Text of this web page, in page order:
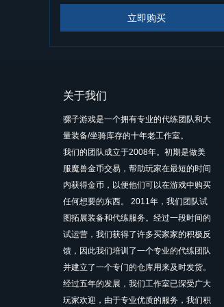
立即购买
关于我们
骡子游戏是一个拥有专业的代练团队和大
量装备/坐骑库存的十年老工作室。
我们的团队成立于2008年。初期是做美
服魔兽金币交易，帮助玩家在最短的时间
内获得金币，以便他们可以在游戏中购买
任何想要的东西。 2011年，我们团队试
图拓展装备和代练服务。经过一段时间的
试运营，我们获得了许多买家家的积极反
馈，因此我们培训了一个专业的代练团队
并建立了一个专门的仓库用来及时发货。
经过五年的发展，我们工作室已深受广大
玩家欢迎，由于专业优质的服务，我们积